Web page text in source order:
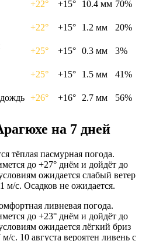
+22° +15° 10.4 мм 70%
+22° +15° 1.2 мм
20%
+25° +15° 0.3 мм
3%
+25° +15° 1.5 мм
41%
+26° +16° 2.7 мм 56%
на 7 дней
тёплая пасмурная погода.
до +27° днём и дойдёт до
ожидается слабый ветер
м/с. Осадков не ожидается.
ливневая погода.
до +23° днём и дойдёт до
ожидается лёгкий бриз
с. 10 августа вероятен ливень с